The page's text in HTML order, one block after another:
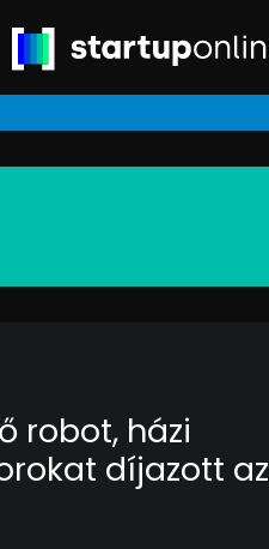
robot, házi
díjazott az